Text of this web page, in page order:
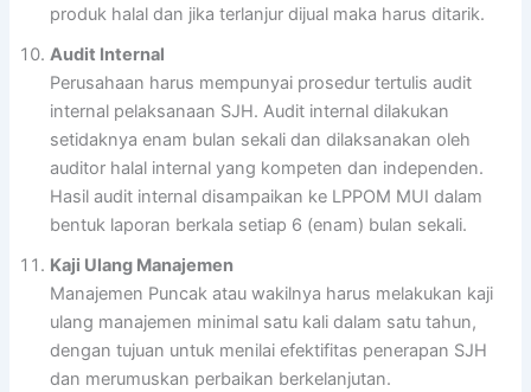
produk halal dan jika terlanjur dijual maka harus ditarik.
Audit Internal
Perusahaan harus mempunyai prosedur tertulis audit
internal pelaksanaan SJH. Audit internal dilakukan
setidaknya enam bulan sekali dan dilaksanakan oleh
auditor halal internal yang kompeten dan independen.
Hasil audit internal disampaikan ke LPPOM MUI dalam
bentuk laporan berkala setiap 6 (enam) bulan sekali.
Kaji Ulang Manajemen
Manajemen Puncak atau wakilnya harus melakukan kaji
ulang manajemen minimal satu kali dalam satu tahun,
dengan tujuan untuk menilai efektifitas penerapan SJH
dan merumuskan perbaikan berkelanjutan.